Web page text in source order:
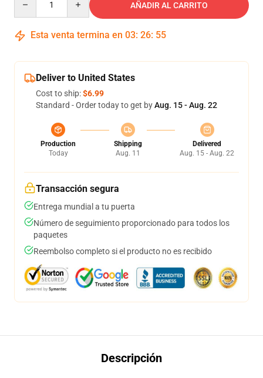
AÑADIR AL CARRITO
Esta venta termina en 03: 26: 55
Deliver to United States
Cost to ship:$6.99
Standard - Order today to get byAug. 15 - Aug. 22
Production
Today
Shipping
Aug. 11
Delivered
Aug. 15 - Aug. 22
Transacción segura
Entrega mundial a tu puerta
Número de seguimiento proporcionado para todos los
paquetes
Reembolso completo si el producto no es recibido
Descripción